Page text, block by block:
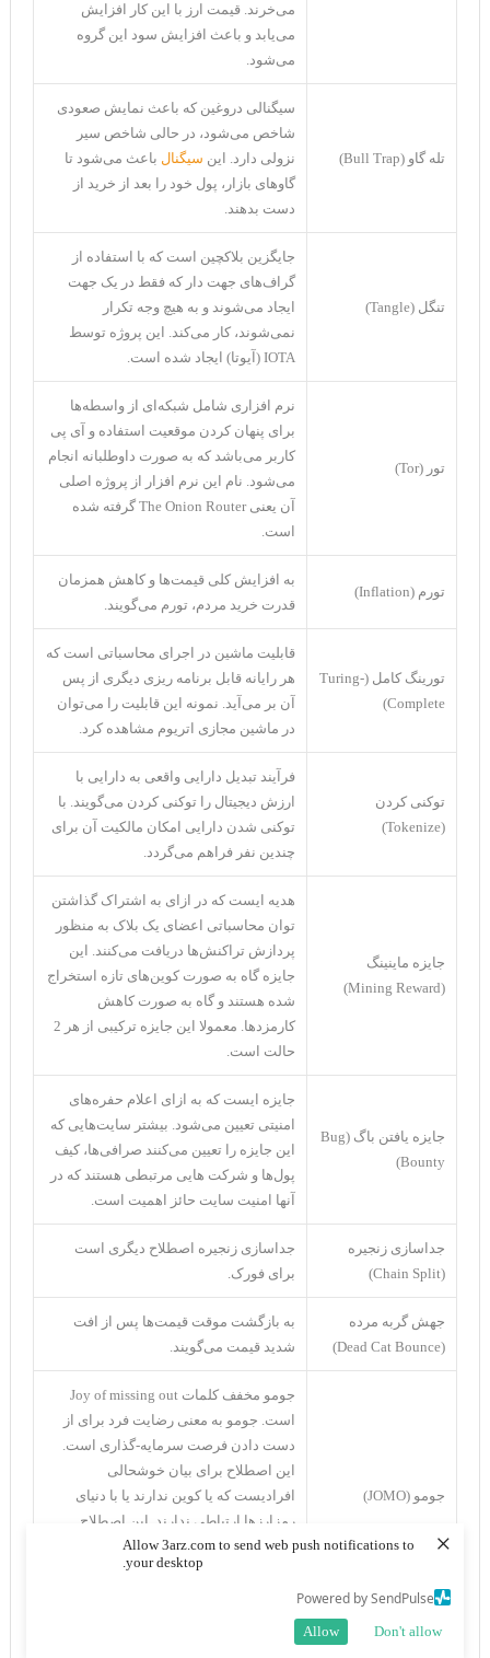
Allow 3arz.com to send web push notifications to
your desktop.
Powered by SendPulse
Don't allow
Allow
×
می‌خرند. قیمت ارز با این کار افزایش
می‌یابد و باعث افزایش سود این گروه
می‌شود.
تله گاو (Bull Trap)
سیگنالی دروغین که باعث نمایش صعودی
شاخص می‌شود، در حالی شاخص سیر
نزولی دارد. این سیگنال باعث می‌شود تا
گاو‌های بازار، پول خود را بعد از خرید از
دست بدهند.
تنگل (Tangle)
جایگزین بلاکچین است که با استفاده از
گراف‌های جهت دار که فقط در یک جهت
ایجاد می‌شوند و به هیچ وجه تکرار
نمی‌شوند، کار می‌کند. این پروژه توسط
IOTA (آیوتا) ایجاد شده است.
تور (Tor)
نرم افزاری شامل شبکه‌ای از واسطه‌ها
برای پنهان کردن موقعیت استفاده و آی پی
کاربر می‌باشد که به صورت داوطلبانه انجام
می‌شود. نام این نرم افزار از پروژه اصلی
آن یعنی The Onion Router گرفته شده
است.
تورم (Inflation)
به افزایش کلی قیمت‌ها و کاهش همزمان
قدرت خرید مردم، تورم می‌گویند.
تورینگ کامل (Turing-
Complete)
قابلیت ماشین در اجرای محاسباتی است که
هر رایانه قابل برنامه ریزی دیگری از پس
آن بر می‌آید. نمونه این قابلیت را می‌توان
در ماشین مجازی اتریوم مشاهده کرد.
توکنی کردن
(Tokenize)
فرآیند تبدیل دارایی واقعی به دارایی با
ارزش دیجیتال را توکنی کردن می‌گویند. با
توکنی شدن دارایی امکان مالکیت آن برای
چندین نفر فراهم می‌گردد.
جایزه ماینینگ
(Mining Reward)
هدیه ایست که در ازای به اشتراک گذاشتن
توان محاسباتی اعضای یک بلاک به منظور
پردازش تراکنش‌ها دریافت می‌کنند. این
جایزه گاه به صورت کوین‌های تازه استخراج
شده هستند و گاه به صورت کاهش
کارمزد‌ها. معمولا این جایزه ترکیبی از هر 2
حالت است.
جایزه یافتن باگ (Bug
Bounty)
جایزه ایست که به ازای اعلام حفره‌های
امنیتی تعیین می‌شود. بیشتر سایت‌هایی که
این جایزه را تعیین می‌کنند صرافی‌ها، کیف
پول‌ها و شرکت هایی مرتبطی هستند که در
آنها امنیت سایت حائز اهمیت است.
جداسازی زنجیره
(Chain Split)
جداسازی زنجیره اصطلاح دیگری است
برای فورک.
جهش گربه مرده
(Dead Cat Bounce)
به بازگشت موقت قیمت‌ها پس از افت
شدید قیمت می‌گویند.
جومو (JOMO)
جومو مخفف کلمات Joy of missing out
است. جومو به معنی رضایت فرد برای از
دست دادن فرصت سرمایه-گذاری است.
این اصطلاح برای بیان خوشحالی
افرادیست که یا کوین ندارند یا با دنیای
رمزارز‌ها ارتباطی ندارند. این اصطلاح
پروژه کلاه‌برداری اعلام می‌شود یا قیمت‌ها
برای هزینه‌های گس در تراکنش‌های اتر از